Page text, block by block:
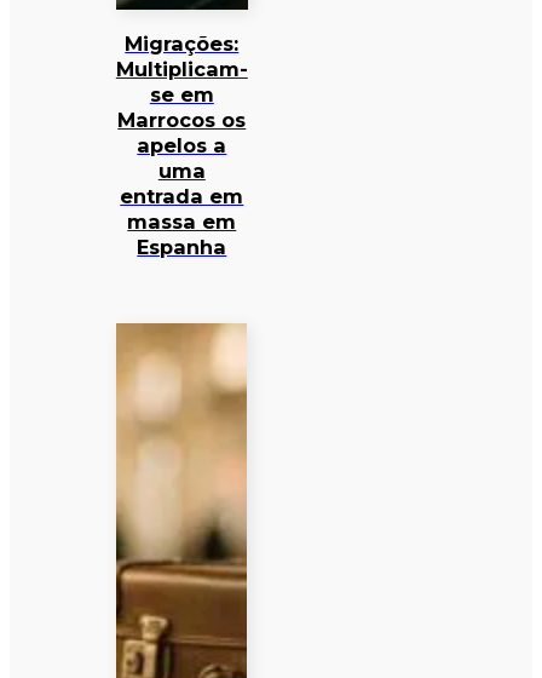
Migrações:
Multiplicam-
se em
Marrocos os
apelos a
uma
entrada em
massa em
Espanha